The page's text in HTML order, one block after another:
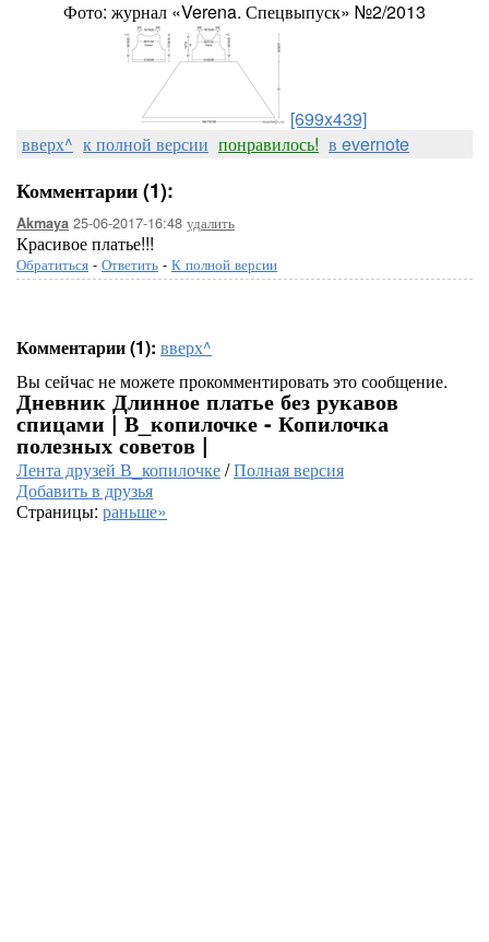
Фото: журнал «Verena. Спецвыпуск» №2/2013
[699x439]
вверх^ к полной версии понравилось! в evernote
Комментарии (1):
Akmaya 25-06-2017-16:48 удалить
Красивое платье!!!
Обратиться - Ответить - К полной версии
Комментарии (1): вверх^
Вы сейчас не можете прокомментировать это сообщение.
Дневник Длинное платье без рукавов
спицами | В_копилочке - Копилочка
полезных советов |
Лента друзей В_копилочке/Полная версия
Добавить в друзья
Страницы: раньше»